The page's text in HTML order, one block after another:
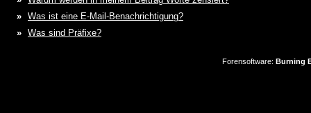
» Was ist eine E-Mail-Benachrichtigung?
» Was sind Präfixe?
Forensoftware: Burning